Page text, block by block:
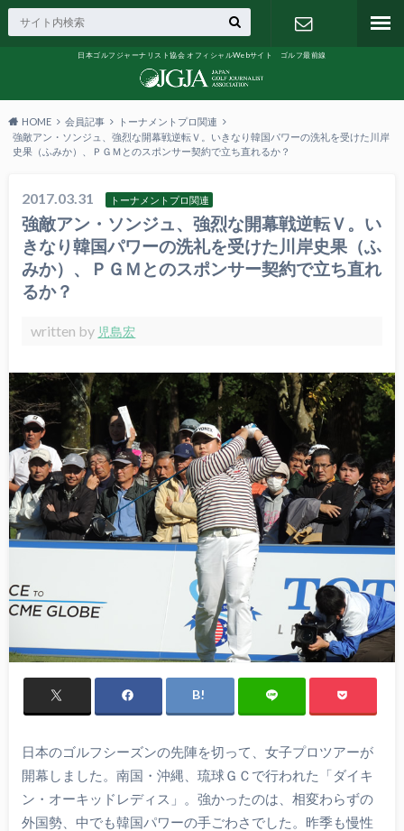
日本ゴルフジャーナリスト協会 オフィシャルWebサイト ゴルフ最前線
HOME 会員記事
トーナメントプロ関連
強敵アン・ソンジュ、強烈な開幕戦逆転Ｖ。いきなり韓国パワーの洗礼を受けた川岸
史果（ふみか）、ＰＧＭとのスポンサー契約で立ち直れるか？
2017.03.31 トーナメントプロ関連
強敵アン・ソンジュ、強烈な開幕戦逆転Ｖ。い
きなり韓国パワーの洗礼を受けた川岸史果（ふ
みか）、ＰＧＭとのスポンサー契約で立ち直れ
るか？
written by 児島宏
日本のゴルフシーズンの先陣を切って、女子プロツアーが
開幕しました。南国・沖縄、琉球ＧＣで行われた「ダイキ
ン・オーキッドレディス」。強かったのは、相変わらずの
外国勢、中でも韓国パワーの手ごわさでした。昨季も慢性